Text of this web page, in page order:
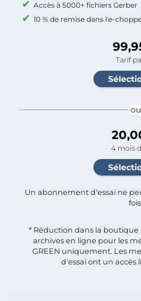
Accès à 5000+ fichiers Gerber
10 % de remise dans l'e-
Tarif
ou
4 mois
Un abonnement d'essai ne
* Réduction dans la
archives en ligne pour les
GREEN uniquement. Les
d'essai ont un accès